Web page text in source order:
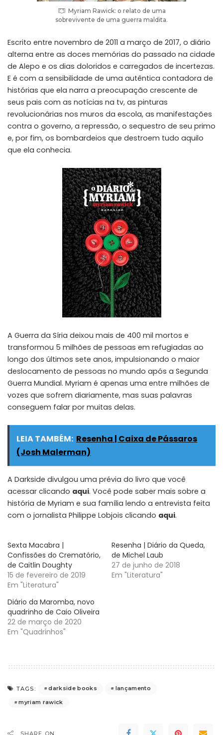
Myriam Rawick: o relato de uma
sobrevivente de uma guerra maldita.
Escrito entre novembro de 2011 a março de 2017, o diário
alterna entre as doces memórias do passado na cidade
de Alepo e os dias doloridos e carregados de incertezas.
E é com a sensibilidade de uma autêntica contadora de
histórias que ela narra a preocupação crescente de
seus pais com as notícias na tv, as pinturas
revolucionárias nos muros da escola, as manifestações
contra o governo, a repressão, o sequestro de seu primo
e, por fim, os bombardeios que destroem tudo aquilo
que ela conhecia.
A Guerra da Síria deixou mais de 400 mil mortos e
transformou 5 milhões de pessoas em refugiadas ao
longo dos últimos sete anos, impulsionando o maior
deslocamento de pessoas no mundo após a Segunda
Guerra Mundial. Myriam é apenas uma entre milhões de
vozes que sofrem diariamente, mas suas palavras
conseguem falar por muitas delas.
LEIA TAMBÉM: Resenha | Caixa de Pássaros
(Josh Malerman)
A Darkside divulgou uma prévia do livro que você
acessar clicando aqui. Você pode saber mais sobre a
história de Myriam e sua família lendo a entrevista feita
com o jornalista Philippe Lobjois clicando aqui.
Sexta Macabra |
Confissões do Crematório,
de Caitlin Doughty
15 de fevereiro de 2019
Em "Literatura"
Resenha | Diário da Queda,
de Michel Laub
27 de junho de 2018
Em "Literatura"
Diário da Maromba, novo
quadrinho de Caio Oliveira
22 de março de 2020
Em "Quadrinhos"
TAGS: darkside books
lançamento
myriam rawick
SHARE ON